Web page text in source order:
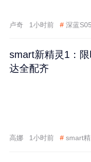
卢奇 1小时前 # 深蓝S05
smart新精灵1：
达全配齐
高娜 1小时前 # smart精